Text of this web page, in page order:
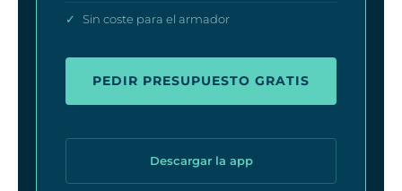
✓ Sin coste para el armador
PEDIR PRESUPUESTO GRATIS
Descargar la app